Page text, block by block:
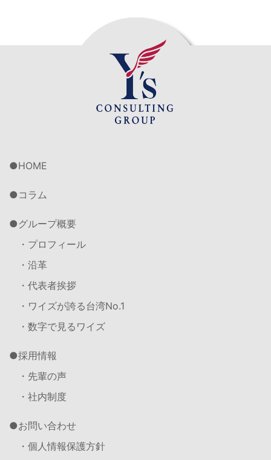
HOME
コラム
グループ概要
・プロフィール
・沿革
・代表者挨拶
・ワイズが誇る台湾No.1
・数字で見るワイズ
採用情報
・先輩の声
・社内制度
お問い合わせ
・個人情報保護方針